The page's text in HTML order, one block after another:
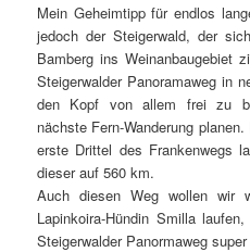
Mein Geheimtipp für endlos
jedoch der Steigerwald, der
Bamberg ins Weinanbaugebiet
Steigerwalder Panoramaweg in
den Kopf von allem frei zu
nächste Fern-Wanderung
erste Drittel des Frankenwegs
dieser auf 560 km.
Auch diesen Weg wollen wir
Lapinkoira-Hündin Smilla
Steigerwalder Panormaweg